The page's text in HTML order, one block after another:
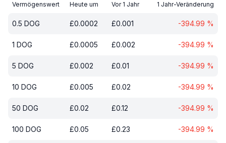
Vermögenswert Heute um Vor 1 Jahr 1 Jahr-Veränderung
0.5 DOG £0.0002 £0.001 -394.99 %
1 DOG £0.0005 £0.002 -394.99 %
5 DOG £0.002 £0.01 -394.99 %
10 DOG £0.005 £0.02 -394.99 %
50 DOG £0.02 £0.12 -394.99 %
100 DOG £0.05 £0.23 -394.99 %